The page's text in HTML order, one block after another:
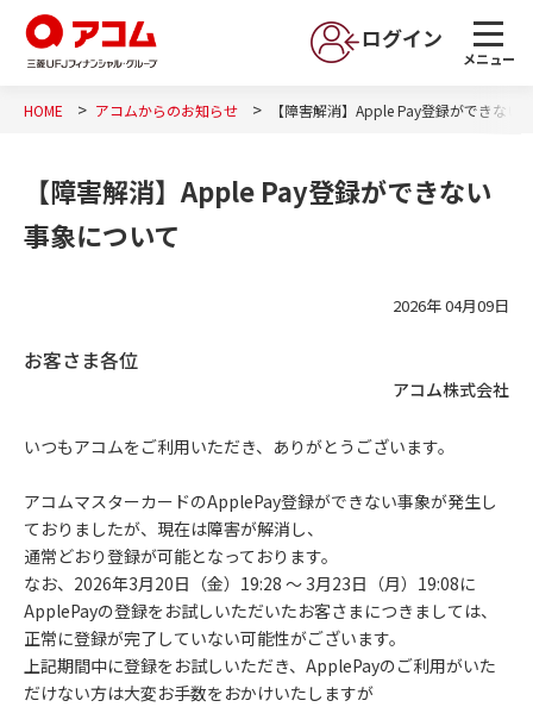
ログイン
メニュー
HOME アコムからのお知らせ 【障害解消】Apple Pay登録ができない
【障害解消】Apple Pay登録ができない
事象について
2026年 04月09日
お客さま各位
アコム株式会社
いつもアコムをご利用いただき、ありがとうございます。
アコムマスターカードのApplePay登録ができない事象が発生し
ておりましたが、現在は障害が解消し、
通常どおり登録が可能となっております。
なお、2026年3月20日（金）19:28 ～ 3月23日（月）19:08に
ApplePayの登録をお試しいただいたお客さまにつきましては、
正常に登録が完了していない可能性がございます。
上記期間中に登録をお試しいただき、ApplePayのご利用がいた
だけない方は大変お手数をおかけいたしますが